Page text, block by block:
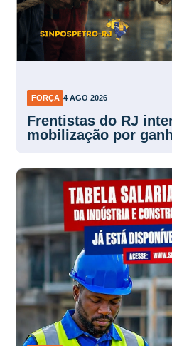
FORÇA 4 AGO 2026
Frentistas do RJ
mobilização por